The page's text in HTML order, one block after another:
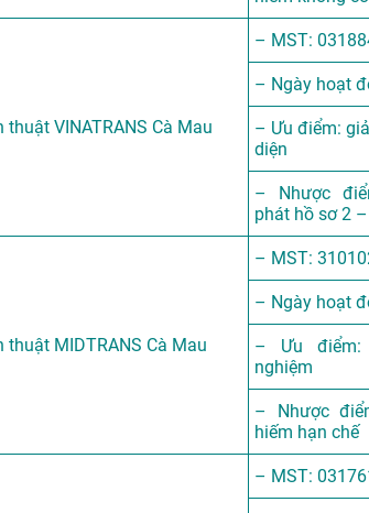
thuật VINATRANS Cà Mau
– MST:
– Ngày hoạt
– Ưu điểm:
diện
– Nhược
phát hồ sơ 2
thuật MIDTRANS Cà Mau
– MST:
– Ngày hoạt
– Ưu
nghiệm
– Nhược
hiếm hạn chế
– MST: